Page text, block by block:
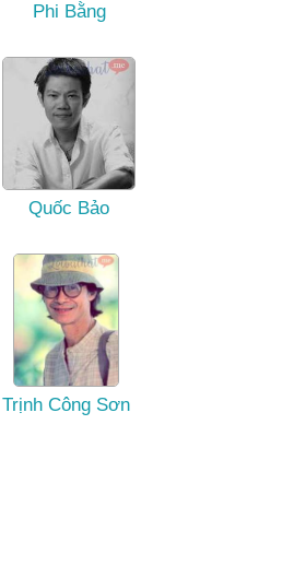
Phi Bằng
Quốc Bảo
Trịnh Công Sơn